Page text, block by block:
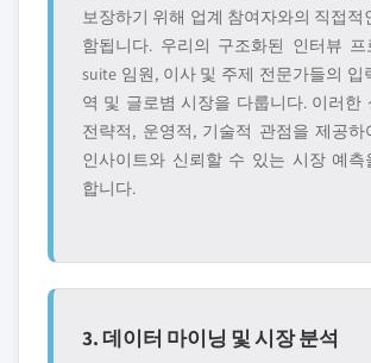
보장하기 위해 업계 참여자와의 직접적
함됩니다. 우리의 구조화된 인터뷰 프
suite 임원, 이사 및 주제 전문가들의 입
역 및 글로볌 시장을 다룹니다. 이러한
전략적, 운영적, 기술적 관점을 제공하
인사이트와 신뢰할 수 있는 시장 예측
합니다.
3. 데이터 마이닝 및 시장 분석